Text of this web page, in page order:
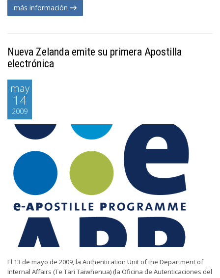
más información
Nueva Zelanda emite su primera Apostilla
electrónica
may
14
2009
El 13 de mayo de 2009, la Authentication Unit of the Department of
Internal Affairs (Te Tari Taiwhenua) (la Oficina de Autenticaciones del